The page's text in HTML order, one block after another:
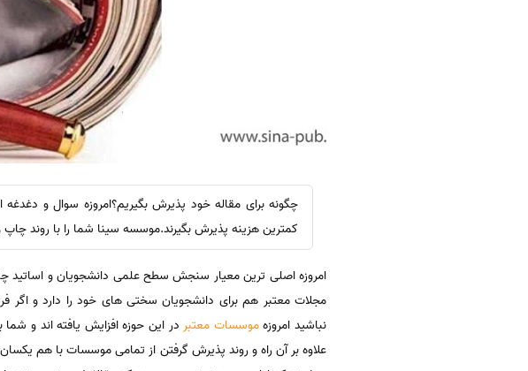
چگونه برای مقاله خود پذیرش بگیریم؟امروزه سوال و
کمترین هزینه پذیرش بگیرند.موسسه سینا شما را با روند
امروزه اصلی ترین معیار سنجش سطح علمی دانشجویان و اساتید
مجلات معتبر هم برای دانشجویان سختی های خود را دارد و
نباشید امروزهموسسات معتبردر این حوزه افزایش یافته اند و
علاوه بر آن راه و روند پذیرش گرفتن از تمامی موسسات با هم